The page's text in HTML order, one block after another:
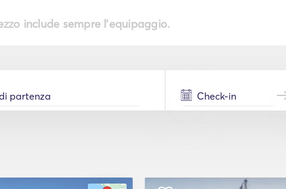
include sempre l'equipaggio.